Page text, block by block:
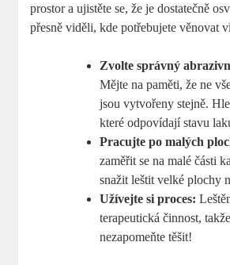
prostor a ujistěte se, že je dostatečně
přesně viděli, kde potřebujete věnovat
Zvolte správný
Mějte na paměti, že ne
jsou vytvořeny stejně.
které odpovídají stavu
Pracujte po malých
zaměřit se na malé části
snažit leštit velké plochy
Užívejte si proces:
terapeutická činnost,
nezapomeňte těšit!